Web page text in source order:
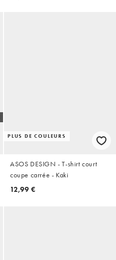
PLUS DE COULEURS
ASOS DESIGN - T-shirt court
coupe carrée - Kaki
12,99 €